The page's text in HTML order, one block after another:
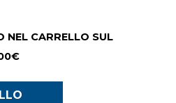
CARRELLO SUL